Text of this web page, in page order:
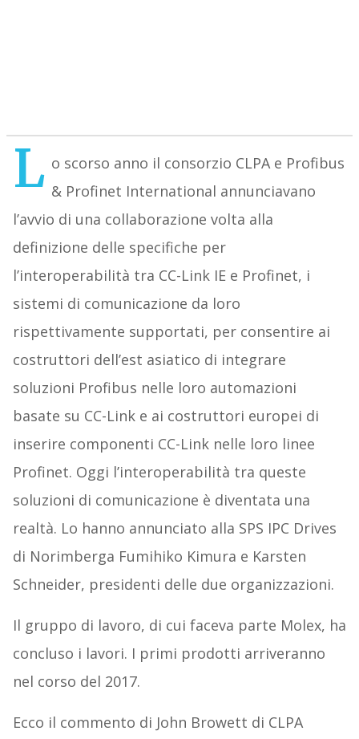
L o scorso anno il consorzio CLPA e Profibus
& Profinet International annunciavano
l’avvio di una collaborazione volta alla
definizione delle specifiche per
l’interoperabilità tra CC-Link IE e Profinet, i
sistemi di comunicazione da loro
rispettivamente supportati, per consentire ai
costruttori dell’est asiatico di integrare
soluzioni Profibus nelle loro automazioni
basate su CC-Link e ai costruttori europei di
inserire componenti CC-Link nelle loro linee
Profinet. Oggi l’interoperabilità tra queste
soluzioni di comunicazione è diventata una
realtà. Lo hanno annunciato alla SPS IPC Drives
di Norimberga Fumihiko Kimura e Karsten
Schneider, presidenti delle due organizzazioni.
Il gruppo di lavoro, di cui faceva parte Molex, ha
concluso i lavori. I primi prodotti arriveranno
nel corso del 2017.
Ecco il commento di John Browett di CLPA